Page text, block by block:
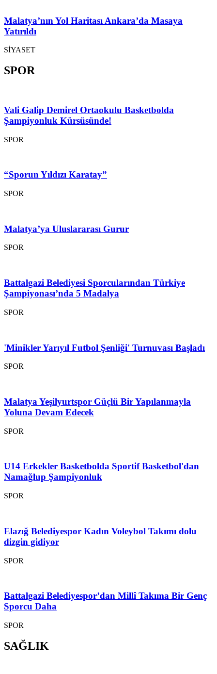
Malatya’nın Yol Haritası Ankara’da Masaya
Yatırıldı
SİYASET
SPOR
Vali Galip Demirel Ortaokulu Basketbolda
Şampiyonluk Kürsüsünde!
SPOR
“Sporun Yıldızı Karatay”
SPOR
Malatya’ya Uluslararası Gurur
SPOR
Battalgazi Belediyesi Sporcularından Türkiye
Şampiyonası’nda 5 Madalya
SPOR
'Minikler Yarıyıl Futbol Şenliği' Turnuvası Başladı
SPOR
Malatya Yeşilyurtspor Güçlü Bir Yapılanmayla
Yoluna Devam Edecek
SPOR
U14 Erkekler Basketbolda Sportif Basketbol'dan
Namağlup Şampiyonluk
SPOR
Elazığ Belediyespor Kadın Voleybol Takımı dolu
dizgin gidiyor
SPOR
Battalgazi Belediyespor’dan Millî Takıma Bir Genç
Sporcu Daha
SPOR
SAĞLIK